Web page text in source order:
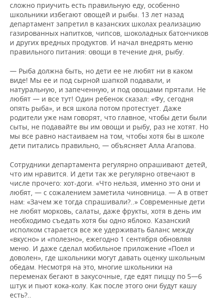
сложно приучить есть правильную еду, особенно
школьники избегают овощей и рыбы. 13 лет назад
департамент запретил в казанских школах реализацию
газированных напитков, чипсов, шоколадных батончиков
и других вредных продуктов. И начал внедрять меню
правильного питания: овощи в течение дня, рыбу.
— Рыба должна быть, но дети ее не любят ни в каком
виде! Мы ее и под сырной шапкой подавали, и
натуральную, и запеченную, и под овощами прятали. Не
любят — и все тут! Один ребенок сказал: «Фу, сегодня
опять рыба», и вся школа потом протестует. Даже
родители уже нам говорят, что главное, чтобы дети были
сыты, не подавайте вы им овощи и рыбу, раз не хотят. Но
мы все равно настаиваем на том, чтобы хотя бы в школе
дети питались правильно, — объясняет Алла Агапова.
Сотрудники департамента регулярно опрашивают детей,
что им нравится. И дети так же регулярно отвечают в
числе прочего: хот-доги. «Что нельзя, именно это они и
любят, — с сожалением заметила чиновница. — А в ответ
нам: «Зачем же тогда спрашивали?..» Современные дети
не любят морковь, салаты, даже фрукты, хотя в день им
необходимо съедать хотя бы одно яблоко. Казанский
исполком старается все же удерживать баланс между
«вкусно» и «полезно», ежегодно 1 сентября обновляя
меню. И даже сделал мобильное приложение «Поел и
доволен», где школьники могут давать оценку школьным
обедам. Несмотря на это, многие школьники на
переменах бегают в закусочные, где едят пиццу по 5—6
штук и пьют кока-колу. Как после этого они будут кашу
есть?..